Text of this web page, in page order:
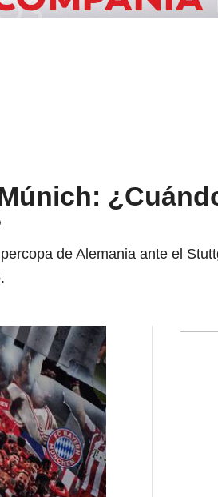
de Alemania ante el